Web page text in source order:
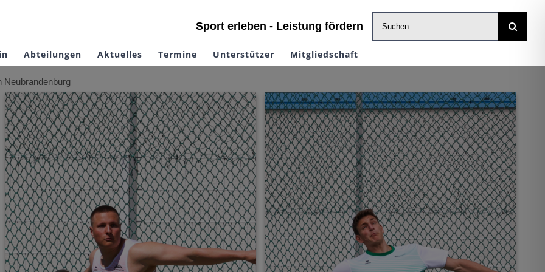
Sport erleben - Leistung fördern
Suche
nach:
Abteilungen Aktuelles Termine Unterstützer Mitgliedschaft
Neubrandenburg